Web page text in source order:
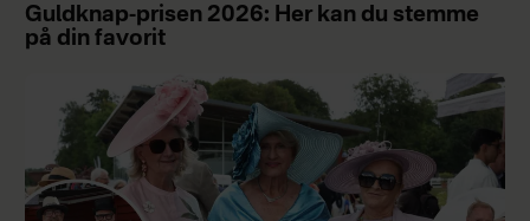
Guldknap-prisen 2026: Her kan du stemme
på din favorit